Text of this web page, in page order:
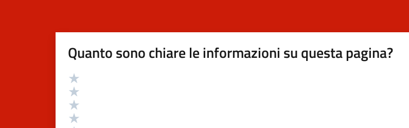
Quanto sono chiare le informazioni su questa pagina?
Valutazione